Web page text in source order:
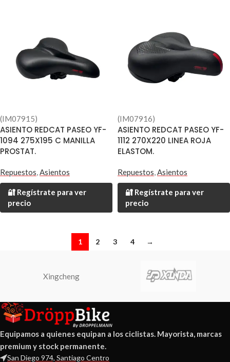
(IM07915)
ASIENTO REDCAT PASEO YF-
1094 275X195 C MANILLA
PROSTAT.
Repuestos,Asientos
🔐 Regístrate para ver
precio
(IM07916)
ASIENTO REDCAT PASEO YF-
1112 270X220 LINEA ROJA
ELASTOM.
Repuestos,Asientos
🔐 Regístrate para ver
precio
1 2 3 4 →
Xingcheng
Equipamos a quienes equipan a los ciclistas. Mayorista, marcas
premium y stock permanente.
San Diego 974, Santiago Centro